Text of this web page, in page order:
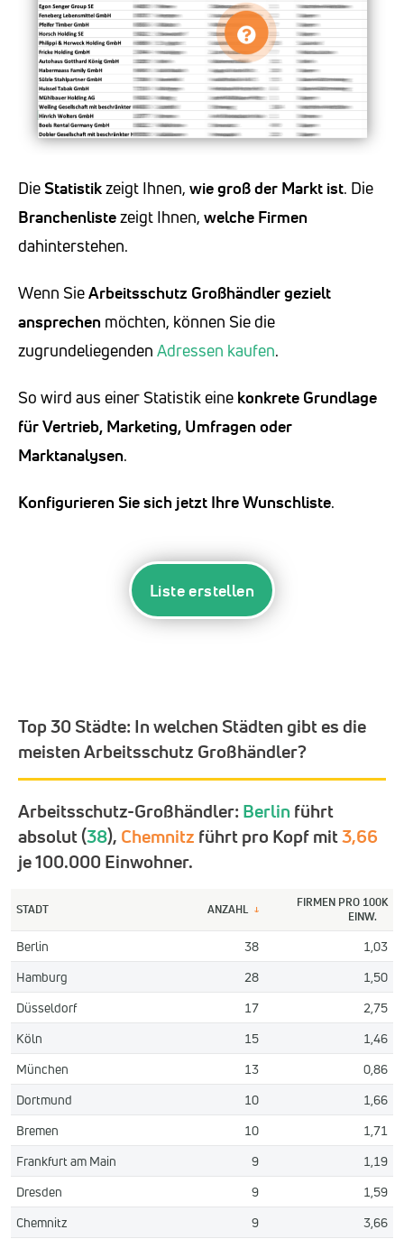
DieStatistikzeigt Ihnen, wie groß der Markt ist. Die
Branchenlistezeigt Ihnen, welche Firmen
dahinterstehen.
Wenn SieArbeitsschutz Großhändlergezielt
ansprechen möchten, können Sie die
zugrundeliegenden Adressen kaufen.
So wird aus einer Statistik eine konkrete Grundlage
für Vertrieb, Marketing, Umfragen oder
Marktanalysen.
Konfigurieren Sie sich jetzt Ihre Wunschliste.
Liste erstellen
Top 30 Städte: In welchen Städten gibt es die
meisten Arbeitsschutz Großhändler?
Arbeitsschutz-Großhändler: Berlin führt
absolut (38), Chemnitz führt pro Kopf mit3,66
je 100.000 Einwohner.
STADT ANZAHL ↓
FIRMEN PRO 100K
EINW.
Berlin 38
1,03
Hamburg
28
1,50
Düsseldorf
17
2,75
Köln
15
1,46
München
13
0,86
Dortmund
10
1,66
Bremen
10
1,71
Frankfurt am Main
9
1,19
Dresden
9
1,59
Chemnitz
9
3,66